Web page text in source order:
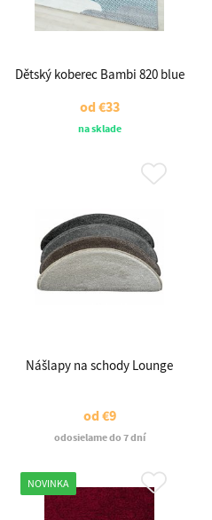
Dětský koberec Bambi 820 blue
od€33
na sklade
Nášlapy na schody Lounge
od€9
odosielame do 7 dní
NOVINKA